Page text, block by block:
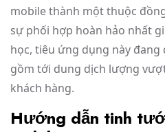
mobile thành một thuộc
sự phối hợp hoàn hảo nhất
học, tiêu ứng dụng này đang
gồm tới dung dịch lượng
khách hàng.
Hướng dẫn tinh